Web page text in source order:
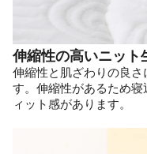
伸縮性の高いニット
伸縮性と肌ざわりの良
す。伸縮性があるため
ィット感があります。